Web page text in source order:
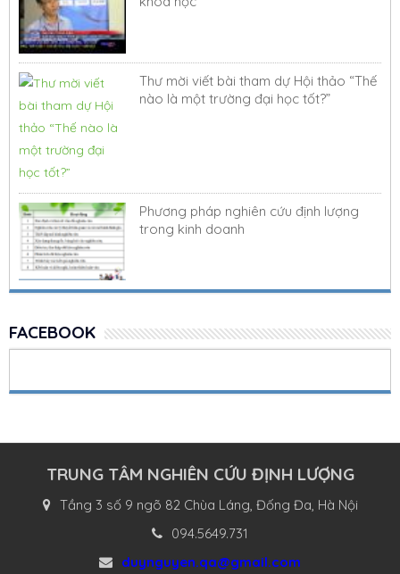
Thư mời viết bài tham dự Hội thảo “Thế
nào là một trường đại học tốt?”
Phương pháp nghiên cứu định lượng
trong kinh doanh
FACEBOOK
TRUNG TÂM NGHIÊN CỨU ĐỊNH LƯỢNG
Tầng 3 số 9 ngõ 82 Chùa Láng, Đống Đa, Hà Nội
094.5649.731
duynguyen.qa@gmail.com